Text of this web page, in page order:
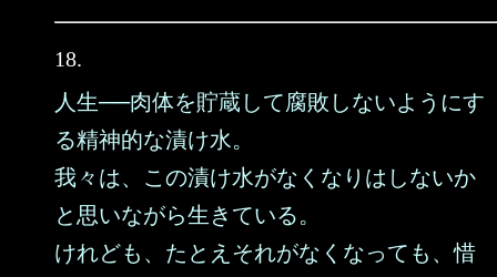
18.
人生──肉体を貯蔵して腐敗しないようにす
る精神的な漬け水。
我々は、この漬け水がなくなりはしないか
と思いながら生きている。
けれども、たとえそれがなくなっても、惜